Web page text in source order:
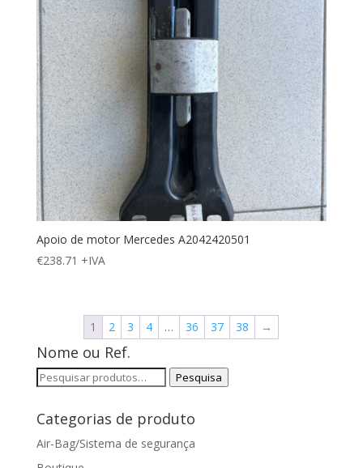
Apoio de motor Mercedes A2042420501
€238.71 +IVA
1 2 3 4 … 36 37 38 →
Nome ou Ref.
Pesquisar
Pesquisa
Categorias de produto
Air-Bag/Sistema de segurança